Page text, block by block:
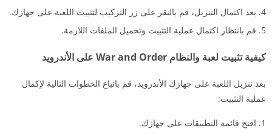
بعد اكتمال التنزيل، قم بالنقر على زر التركيب لتثبيت اللعبة على جهازك.
قم بانتظار اكتمال عملية التثبيت وتحميل الملفات اللازمة.
كيفية تثبيت لعبة والنظام War and Order على الأندرويد
بعد تنزيل اللعبة على جهازك الأندرويد، قم باتباع الخطوات التالية لإكمال
عملية التثبيت:
افتح قائمة التطبيقات على جهازك.